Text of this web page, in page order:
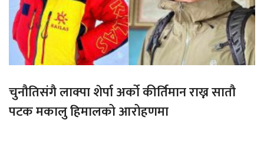
चुनौतिसंगै लाक्पा शेर्पा अर्को कीर्तिमान राख्न सातौ
पटक मकालु हिमालको आरोहणमा